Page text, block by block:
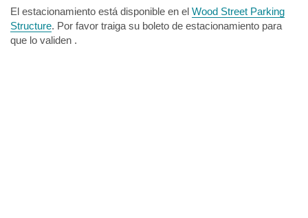
El estacionamiento está disponible en el Wood Street Parking
Structure. Por favor traiga su boleto de estacionamiento para
que lo validen .